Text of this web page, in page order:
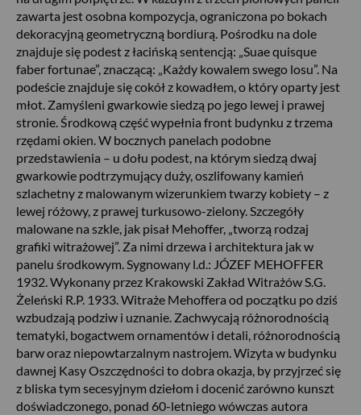
zawarta jest osobna kompozycja, ograniczona po bokach
dekoracyjną geometryczną bordiurą. Pośrodku na dole
znajduje się podest z łacińską sentencją: „Suae quisque
faber fortunae”, znaczącą: „Każdy kowalem swego losu”. Na
podeście znajduje się cokół z kowadłem, o który oparty jest
młot. Zamyśleni gwarkowie siedzą po jego lewej i prawej
stronie. Środkową część wypełnia front budynku z trzema
rzędami okien. W bocznych panelach podobne
przedstawienia – u dołu podest, na którym siedzą dwaj
gwarkowie podtrzymujący duży, oszlifowany kamień
szlachetny z malowanym wizerunkiem twarzy kobiety – z
lewej różowy, z prawej turkusowo-zielony. Szczegóły
malowane na szkle, jak pisał Mehoffer, „tworzą rodzaj
grafiki witrażowej”. Za nimi drzewa i architektura jak w
panelu środkowym. Sygnowany l.d.: JÓZEF MEHOFFER
1932. Wykonany przez Krakowski Zakład Witrażów S.G.
Żeleński R.P. 1933. Witraże Mehoffera od początku po dziś
wzbudzają podziw i uznanie. Zachwycają różnorodnością
tematyki, bogactwem ornamentów i detali, różnorodnością
barw oraz niepowtarzalnym nastrojem. Wizyta w budynku
dawnej Kasy Oszczędności to dobra okazja, by przyjrzeć się
z bliska tym secesyjnym dziełom i docenić zarówno kunszt
doświadczonego, ponad 60-letniego wówczas autora